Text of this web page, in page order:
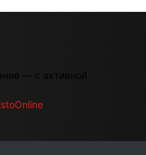
— с активной